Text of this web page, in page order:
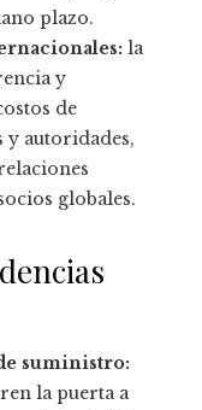
plazo.
la
y
de
y autoridades,
globales.
suministro:
la puerta a